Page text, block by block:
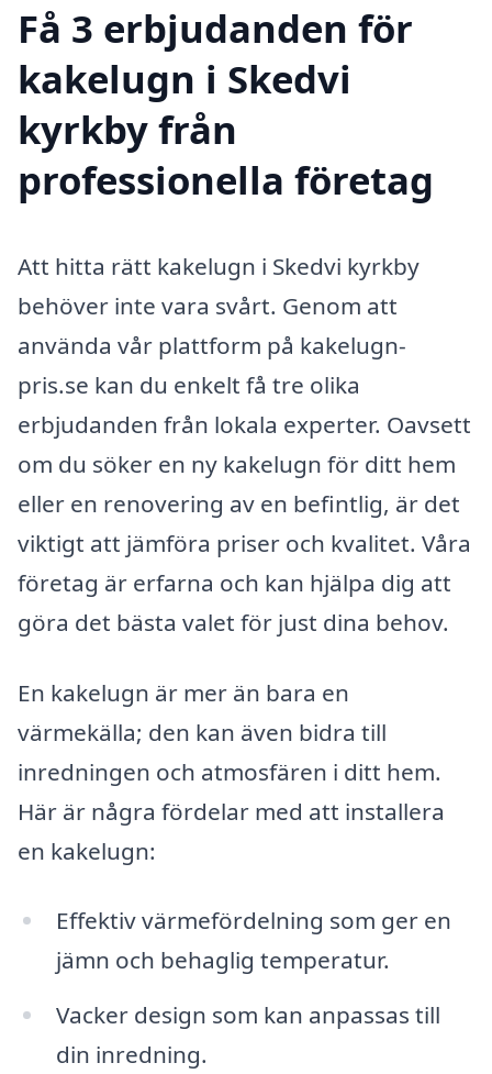
Få 3 erbjudanden för
kakelugn i Skedvi
kyrkby från
professionella företag
Att hitta rätt kakelugn i Skedvi kyrkby
behöver inte vara svårt. Genom att
använda vår plattform på kakelugn-
pris.se kan du enkelt få tre olika
erbjudanden från lokala experter. Oavsett
om du söker en ny kakelugn för ditt hem
eller en renovering av en befintlig, är det
viktigt att jämföra priser och kvalitet. Våra
företag är erfarna och kan hjälpa dig att
göra det bästa valet för just dina behov.
En kakelugn är mer än bara en
värmekälla; den kan även bidra till
inredningen och atmosfären i ditt hem.
Här är några fördelar med att installera
en kakelugn:
Effektiv värmefördelning som ger en
jämn och behaglig temperatur.
Vacker design som kan anpassas till
din inredning.